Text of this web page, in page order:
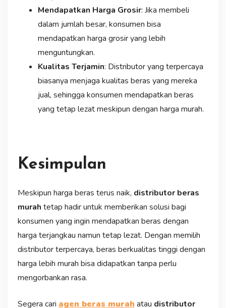
Mendapatkan Harga Grosir: Jika membeli
dalam jumlah besar, konsumen bisa
mendapatkan harga grosir yang lebih
menguntungkan.
Kualitas Terjamin: Distributor yang terpercaya
biasanya menjaga kualitas beras yang mereka
jual, sehingga konsumen mendapatkan beras
yang tetap lezat meskipun dengan harga murah.
Kesimpulan
Meskipun harga beras terus naik, distributor beras
murah tetap hadir untuk memberikan solusi bagi
konsumen yang ingin mendapatkan beras dengan
harga terjangkau namun tetap lezat. Dengan memilih
distributor terpercaya, beras berkualitas tinggi dengan
harga lebih murah bisa didapatkan tanpa perlu
mengorbankan rasa.
Segera cari agen beras murah atau distributor